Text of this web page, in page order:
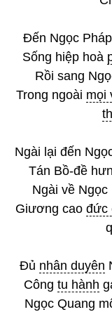
Đến Ngọc
Sống hiệp hoà
Rồi sang
Trong ngoài mọi
Ngài lại đến
Tán Bồ-đề
Ngài về Ngọc
Giương cao đức
Đủ nhân duyên
Công tu hành
Ngọc Quang